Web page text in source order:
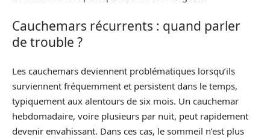
Cauchemars récurrents : quand parler
de trouble ?
Les cauchemars deviennent problématiques lorsqu’ils
surviennent fréquemment et persistent dans le temps,
typiquement aux alentours de six mois. Un cauchemar
hebdomadaire, voire plusieurs par nuit, peut rapidement
devenir envahissant. Dans ces cas, le sommeil n’est plus